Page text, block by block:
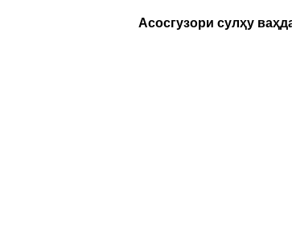
Асосгузори сулҳу